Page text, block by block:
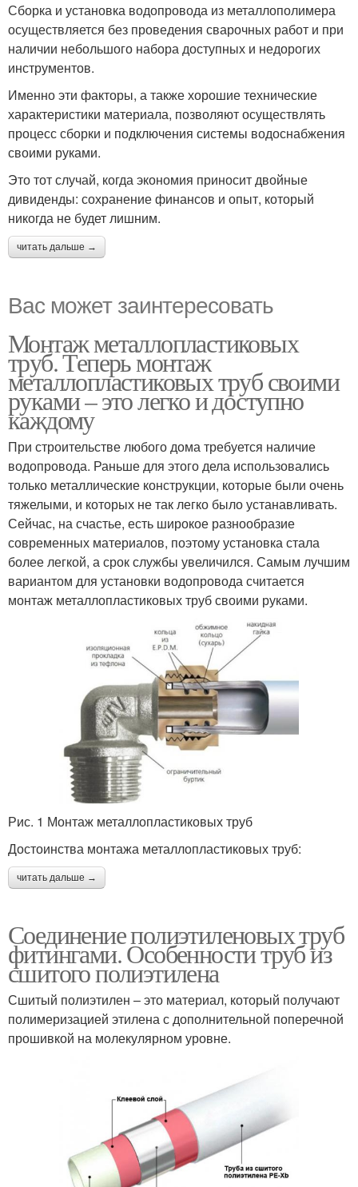
Сборка и установка водопровода из металлополимера
осуществляется без проведения сварочных работ и при
наличии небольшого набора доступных и недорогих
инструментов.
Именно эти факторы, а также хорошие технические
характеристики материала, позволяют осуществлять
процесс сборки и подключения системы водоснабжения
своими руками.
Это тот случай, когда экономия приносит двойные
дивиденды: сохранение финансов и опыт, который
никогда не будет лишним.
читать дальше →
Вас может заинтересовать
Монтаж металлопластиковых
труб. Теперь монтаж
металлопластиковых труб своими
руками – это легко и доступно
каждому
При строительстве любого дома требуется наличие
водопровода. Раньше для этого дела использовались
только металлические конструкции, которые были очень
тяжелыми, и которых не так легко было устанавливать.
Сейчас, на счастье, есть широкое разнообразие
современных материалов, поэтому установка стала
более легкой, а срок службы увеличился. Самым лучшим
вариантом для установки водопровода считается
монтаж металлопластиковых труб своими руками.
Рис. 1 Монтаж металлопластиковых труб
Достоинства монтажа металлопластиковых труб:
читать дальше →
Соединение полиэтиленовых труб
фитингами. Особенности труб из
сшитого полиэтилена
Сшитый полиэтилен – это материал, который получают
полимеризацией этилена с дополнительной поперечной
прошивкой на молекулярном уровне.